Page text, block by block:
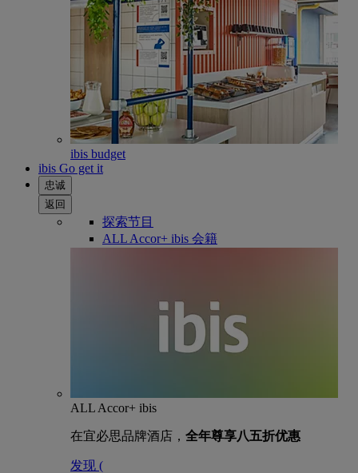
ibis budget
ibis Go get it
忠诚
返回
探索节目
ALL Accor+ ibis 会籍
ALL Accor+ ibis
在宜必思品牌酒店， 全年尊享八五折优惠
发现 (